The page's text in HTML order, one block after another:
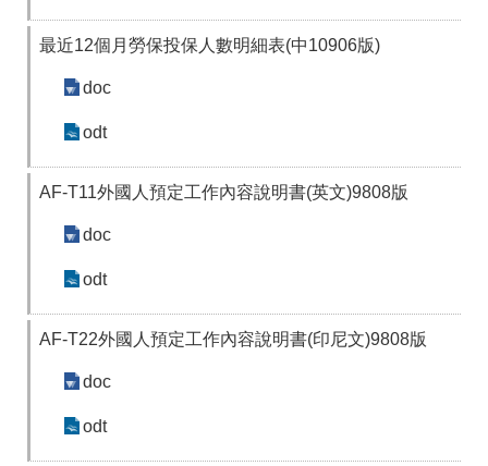
最近12個月勞保投保人數明細表(中10906版)
doc
odt
AF-T11外國人預定工作內容說明書(英文)9808版
doc
odt
AF-T22外國人預定工作內容說明書(印尼文)9808版
doc
odt